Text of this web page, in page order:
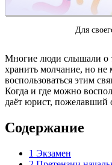
Для
Многие люди слышали о
хранить молчание, но не
воспользоваться этим
Когда и где можно
даёт юрист, пожелавший
Содержание
1 Экзамен